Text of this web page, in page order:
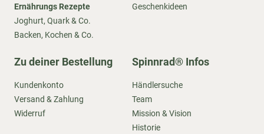
Ernährungs Rezepte
Joghurt, Quark & Co.
Backen, Kochen & Co.
Geschenkideen
Zu deiner Bestellung
Kundenkonto
Versand & Zahlung
Widerruf
Spinnrad® Infos
Händlersuche
Team
Mission & Vision
Historie